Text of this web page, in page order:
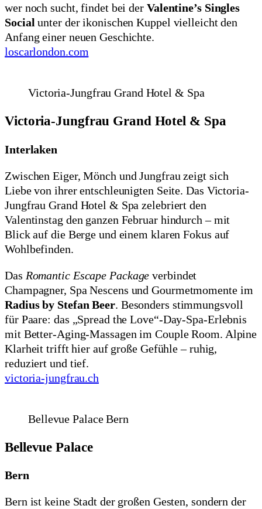
wer noch sucht, findet bei der Valentine’s Singles
Social unter der ikonischen Kuppel vielleicht den
Anfang einer neuen Geschichte.
loscarlondon.com
Victoria-Jungfrau Grand Hotel & Spa
Victoria-Jungfrau Grand Hotel & Spa
Interlaken
Zwischen Eiger, Mönch und Jungfrau zeigt sich
Liebe von ihrer entschleunigten Seite. Das Victoria-
Jungfrau Grand Hotel & Spa zelebriert den
Valentinstag den ganzen Februar hindurch – mit
Blick auf die Berge und einem klaren Fokus auf
Wohlbefinden.
Das Romantic Escape Package verbindet
Champagner, Spa Nescens und Gourmetmomente im
Radius by Stefan Beer. Besonders stimmungsvoll
für Paare: das „Spread the Love“-Day-Spa-Erlebnis
mit Better-Aging-Massagen im Couple Room. Alpine
Klarheit trifft hier auf große Gefühle – ruhig,
reduziert und tief.
victoria-jungfrau.ch
Bellevue Palace Bern
Bellevue Palace
Bern
Bern ist keine Stadt der großen Gesten, sondern der